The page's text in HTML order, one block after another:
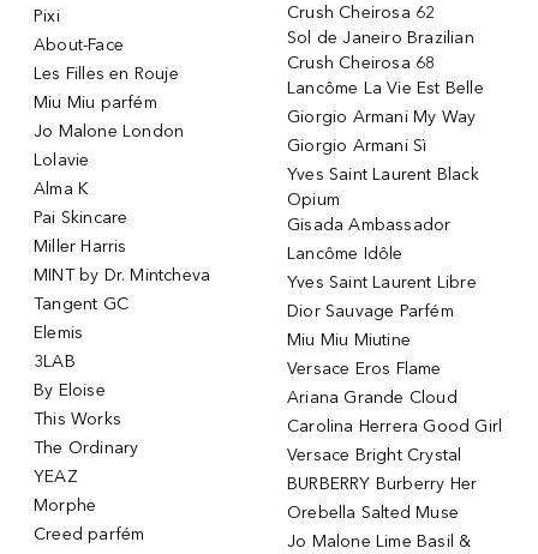
Pixi
About-Face
Les Filles en Rouje
Miu Miu parfém
Jo Malone London
Lolavie
Alma K
Pai Skincare
Miller Harris
MINT by Dr. Mintcheva
Tangent GC
Elemis
3LAB
By Eloise
This Works
The Ordinary
YEAZ
Morphe
Creed parfém
Crush Cheirosa 62
Sol de Janeiro Brazilian
Crush Cheirosa 68
Lancôme La Vie Est Belle
Giorgio Armani My Way
Giorgio Armani Sì
Yves Saint Laurent Black
Opium
Gisada Ambassador
Lancôme Idôle
Yves Saint Laurent Libre
Dior Sauvage Parfém
Miu Miu Miutine
Versace Eros Flame
Ariana Grande Cloud
Carolina Herrera Good Girl
Versace Bright Crystal
BURBERRY Burberry Her
Orebella Salted Muse
Jo Malone Lime Basil &